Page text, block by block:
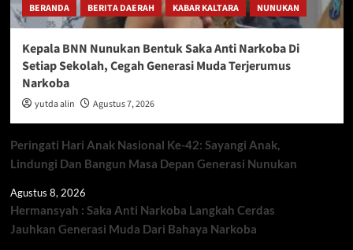
BERANDA BERITA DAERAH KABAR KALTARA NUNUKAN
Kepala BNN Nunukan Bentuk Saka Anti Narkoba Di
Setiap Sekolah, Cegah Generasi Muda Terjerumus
Narkoba
yutda alin Agustus 7, 2026
Peringati Hari Anak Nasional Ke-42: Sayangi Anak,
Lindungi Dan Bangun Masa Depan Generasi Nunukan
Agustus 8, 2026
Hermansyah : Saka Anti Narkoba Langkah Cerdas
Jauhkan Generasi Muda Dari Bahaya Narkoba